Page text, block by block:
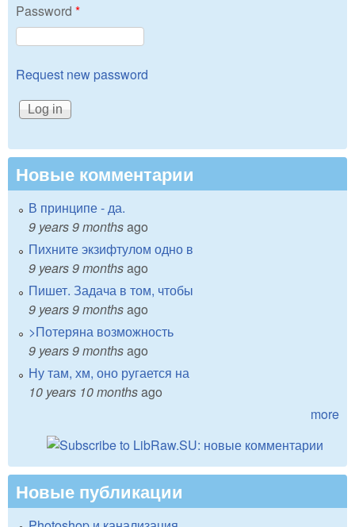
Password *
Request new password
Новые комментарии
В принципе - да.
9 years 9 monthsago
Пихните экзифтулом одно в
9 years 9 monthsago
Пишет. Задача в том, чтобы
9 years 9 monthsago
>Потеряна возможность
9 years 9 monthsago
Ну там, хм, оно ругается на
10 years 10 monthsago
more
Новые публикации